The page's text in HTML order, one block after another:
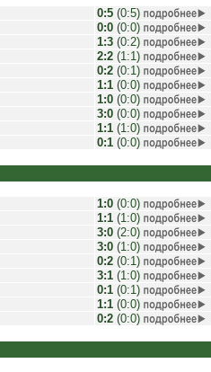
0:5 (0:5)
0:0 (0:0)
1:3 (0:2)
2:2 (1:1)
0:2 (0:1)
1:1 (0:0)
1:0 (0:0)
3:0 (0:0)
1:1 (1:0)
0:1 (0:0)
1:0 (0:0)
1:1 (1:0)
3:0 (2:0)
3:0 (1:0)
0:2 (0:1)
3:1 (1:0)
0:1 (0:1)
1:1 (0:0)
0:2 (0:0)